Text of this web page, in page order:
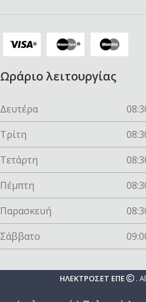
Ωράριο λειτουργίας
Δευτέρα
Τρίτη
Τετάρτη
Πέμπτη
Παρασκευή
Σάββατο
ΗΛΕΚΤΡΟΣΕΤ ΕΠΕ .